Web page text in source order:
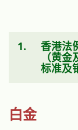
1. 香港法
（黄
标准及
白金